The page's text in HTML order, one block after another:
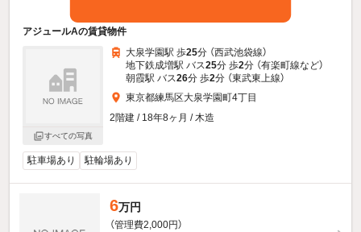
アジュールAの賃貸物件
すべての写真
大泉学園駅 歩25分 （西武池袋線）
地下鉄成増駅 バス25分 歩2分 （有楽町線など）
朝霞駅 バス26分 歩2分 （東武東上線）
東京都練馬区大泉学園町4丁目
2階建 / 18年8ヶ月 / 木造
駐車場あり 駐輪場あり
6万円
（管理費2,000円）